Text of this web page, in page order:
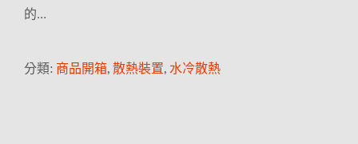
的…
分類: 商品開箱, 散熱裝置, 水冷散熱